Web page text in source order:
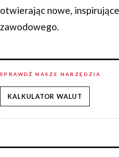
otwierając nowe,
zawodowego.
SPRAWDŹ NASZE NARZĘDZIA
KALKULATOR WALUT